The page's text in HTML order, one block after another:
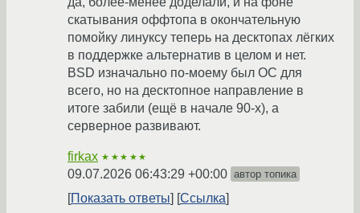
скатывания оффтопа в окончательную
помойку линуксу теперь на десктопах лёгких
в поддержке альтернатив в целом и нет.
BSD изначально по-моему был ОС для
всего, но на десктопное направление в
итоге забили (ещё в начале 90-х), а
серверное развивают.
firkax ★★★★★
09.07.2026 06:43:29 +00:00 автор топика
Показать ответы Ссылка